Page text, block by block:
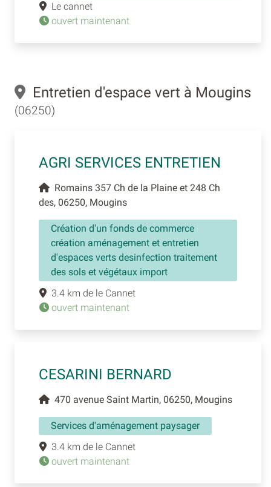
Le cannet
ouvert maintenant
Entretien d'espace vert à Mougins
(06250)
AGRI SERVICES ENTRETIEN
Romains 357 Ch de la Plaine et 248 Ch
des, 06250, Mougins
Création d'un fonds de commerce
création aménagement et entretien
d'espaces verts desinfection traitement
des sols et végétaux import
3.4 km de le Cannet
ouvert maintenant
CESARINI BERNARD
470 avenue Saint Martin, 06250, Mougins
Services d'aménagement paysager
3.4 km de le Cannet
ouvert maintenant